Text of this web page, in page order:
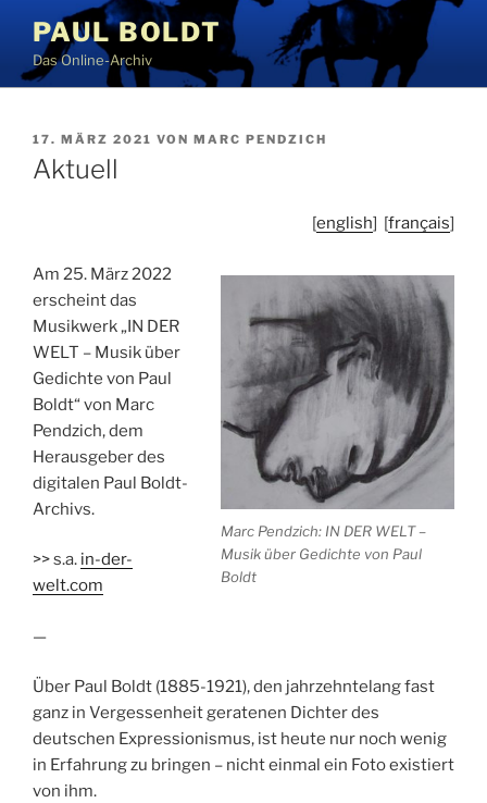
Inhalt
springen
PAUL BOLDT
Das Online-Archiv
VERÖFFENTLICHT
AM
17. MÄRZ 2021 VON MARC PENDZICH
Aktuell
[english] [français]
Marc Pendzich: IN DER WELT –
Musik über Gedichte von Paul
Boldt
Am 25. März 2022
erscheint das
Musikwerk „IN DER
WELT – Musik über
Gedichte von Paul
Boldt“ von Marc
Pendzich, dem
Herausgeber des
digitalen Paul Boldt-
Archivs.
>> s.a. in-der-
welt.com
—
Über Paul Boldt (1885-1921), den jahrzehntelang fast
ganz in Vergessenheit geratenen Dichter des
deutschen Expressionismus, ist heute nur noch wenig
in Erfahrung zu bringen – nicht einmal ein Foto existiert
von ihm.